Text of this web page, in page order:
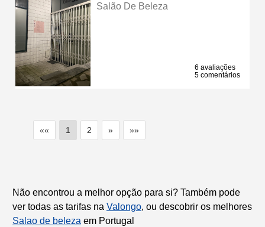
Salão De Beleza
6 avaliações
5 comentários
«« 1 2 » »»
Não encontrou a melhor opção para si? Também pode
ver todas as tarifas na Valongo, ou descobrir os melhores
Salao de beleza em Portugal